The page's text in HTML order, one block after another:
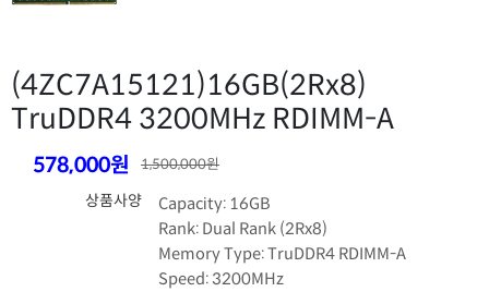
(4ZC7A15121)16GB(2Rx8)
TruDDR4 3200MHz RDIMM-A
578,000원 1,500,000원
상품사양
Capacity: 16GB
Rank: Dual Rank (2Rx8)
Memory Type: TruDDR4 RDIMM-A
Speed: 3200MHz